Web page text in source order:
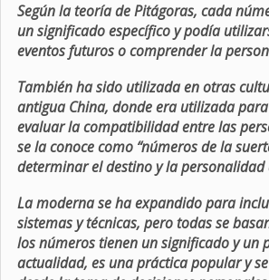
Según la teoría de Pitágoras, cada
un significado específico y podía
eventos futuros o comprender la
También ha sido utilizada en otras
antigua China, donde era utilizada
evaluar la compatibilidad entre las
se la conoce como “números de la
determinar el destino y la personalidad
La moderna se ha expandido para
sistemas y técnicas, pero todas se
los números tienen un significado y un
actualidad, es una práctica popular y